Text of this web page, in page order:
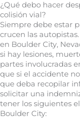
¿Qué debo hacer
colisión vial?
Siempre debe estar
crucen las
en Boulder City,
si hay lesiones,
partes involucradas
que si el accidente
que deba recopilar
solicitar una
tener los siguientes
Boulder City: